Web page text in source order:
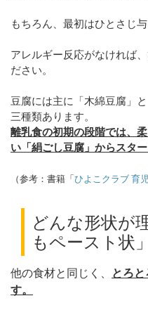
もちろん、最初はひとさじ
アレルギー反応がなければ
ださい。
豆腐には主に「木綿豆腐」
三種類あります。
離乳食の初期の段階では、
い「絹ごし豆腐」からスター
（参考：書籍「ひよこクラブ 育
どんな形状が
もペースト状」
他の食材と同じく、 とろ
す。